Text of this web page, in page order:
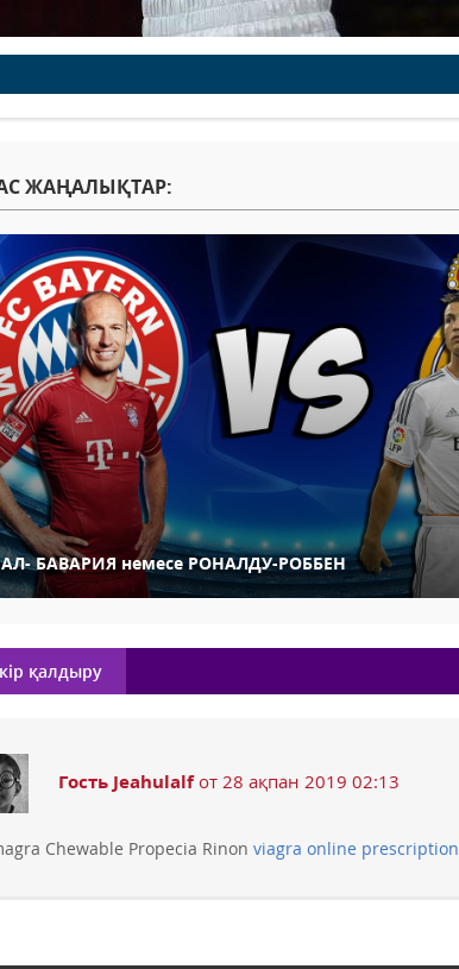
ЖАҢАЛЫҚТАР:
БАВАРИЯ немесе РОНАЛДУ-РОББЕН
қалдыру
Гость Jeahulalfот 28 ақпан 2019 02:13
Chewable Propecia Rinon viagra online prescription